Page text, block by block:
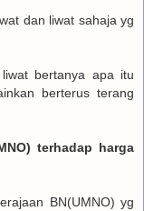
dan liwat sahaja yg
bertanya apa itu
berterus terang
terhadap harga
BN(UMNO) yg